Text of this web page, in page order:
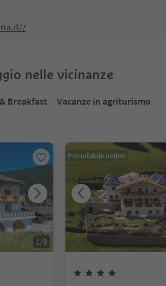
nelle vicinanze
Breakfast
Vacanze in agriturismo
1/8
Prenotabile online